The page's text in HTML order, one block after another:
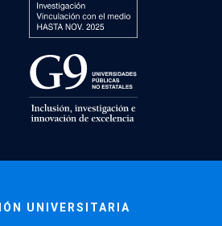
UNIVERSITARIA